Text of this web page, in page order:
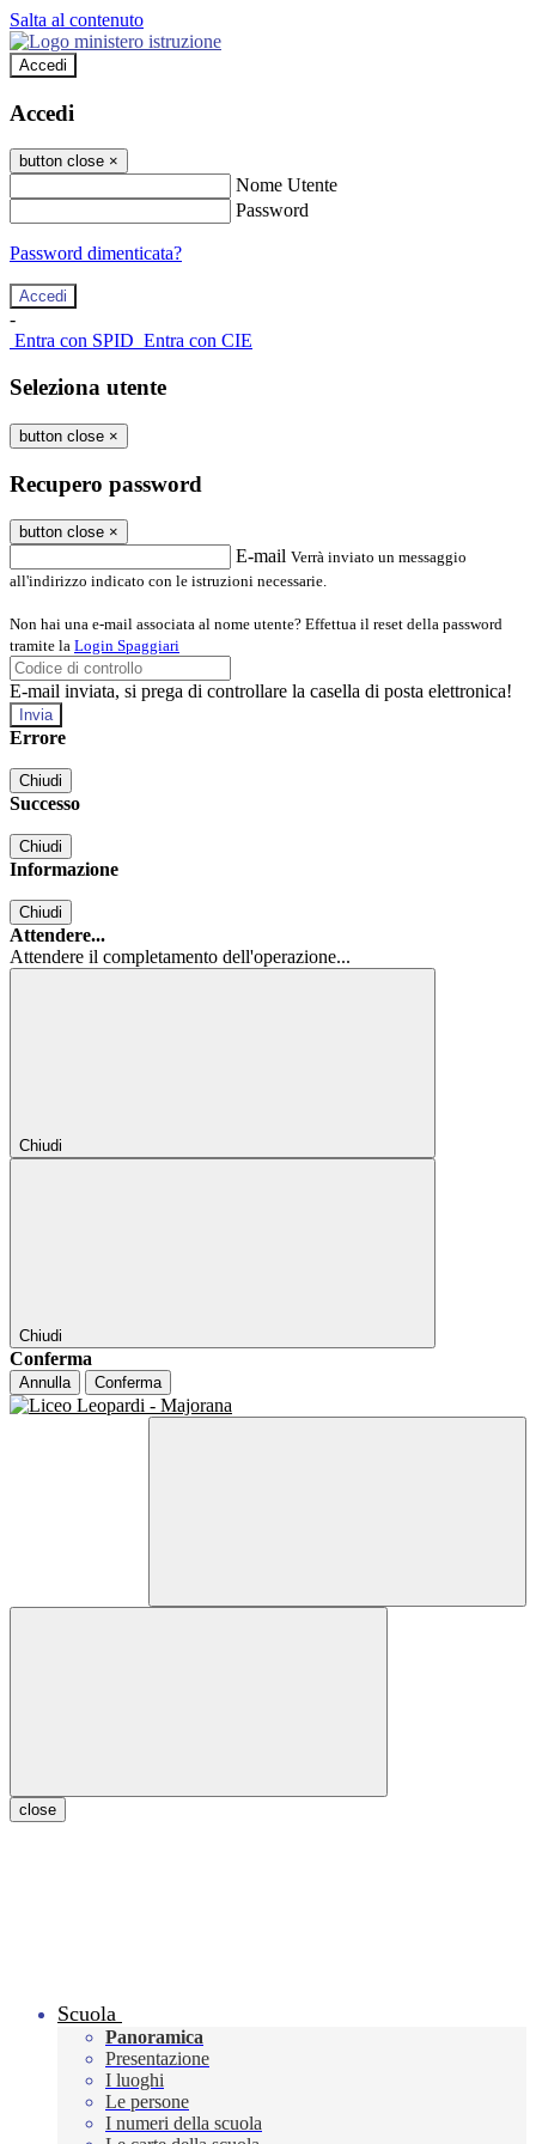
Salta al contenuto
Accedi
Accedi
button close ×
Nome Utente
Password
Password dimenticata?
-
Entra con SPID Entra con CIE
Seleziona utente
button close ×
Recupero password
button close ×
E-mail Verrà inviato un messaggio
all'indirizzo indicato con le istruzioni necessarie.
Non hai una e-mail associata al nome utente? Effettua il reset della password
tramite la Login Spaggiari
E-mail inviata, si prega di controllare la casella di posta elettronica!
Errore
Chiudi
Successo
Chiudi
Informazione
Chiudi
Attendere...
Attendere il completamento dell'operazione...
Chiudi
Chiudi
Conferma
Annulla Conferma
close
Scuola
Panoramica
Presentazione
I luoghi
Le persone
I numeri della scuola